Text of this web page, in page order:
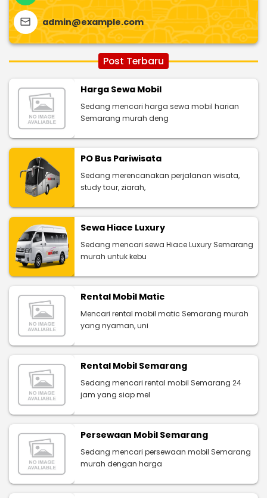
admin@example.com
Post Terbaru
Harga Sewa Mobil
Sedang mencari harga sewa mobil harian
Semarang murah deng
PO Bus Pariwisata
Sedang merencanakan perjalanan wisata,
study tour, ziarah,
Sewa Hiace Luxury
Sedang mencari sewa Hiace Luxury Semarang
murah untuk kebu
Rental Mobil Matic
Mencari rental mobil matic Semarang murah
yang nyaman, uni
Rental Mobil Semarang
Sedang mencari rental mobil Semarang 24
jam yang siap mel
Persewaan Mobil Semarang
Sedang mencari persewaan mobil Semarang
murah dengan harga